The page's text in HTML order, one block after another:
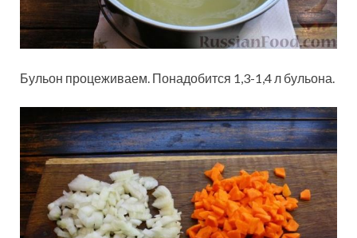
Бульон процеживаем. Понадобится 1,3-1,4 л бульона.